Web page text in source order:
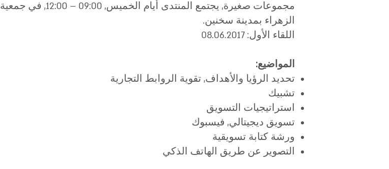
مجموعات صغيرة, يجتمع المنتدى أيام الخميس, 09:00 – 12:00, في جمعية
الزهراء بمدينة سخنين.
اللقاء الأول: 08.06.2017
المواضيع:
تحديد الرؤيا والأهداف, تقوية الروابط التجارية
تشبيك
استراتيجيات التسويق
تسويق ديجيتالي, فيسبوك
ورشة كتابة تسويقية
التصوير عن طريق الهاتف الذكي